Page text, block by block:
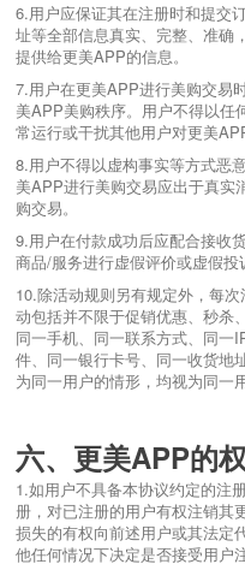
6.用户应保证其在注册时和提交
址等全部信息真实、完整、准确
提供给更美APP的信息。
7.用户在更美APP进行美购交易
美APP美购秩序。用户不得以任
常运行或干扰其他用户对更美
8.用户不得以虚构事实等方式恶
美APP进行美购交易应出于真实
购交易。
9.用户在付款成功后应配合接收
商品/服务进行虚假评价或虚假投
10.除活动规则另有规定外，每
动包括并不限于促销优惠、秒杀
同一手机、同一联系方式、同一
件、同一银行卡号、同一收货地
为同一用户的情形，均视为同一用
六、更美APP的
1.如用户不具备本协议约定的注
册，对已注册的用户有权注销其
损失的有权向前述用户或其法定
他任何情况下决定是否接受用户